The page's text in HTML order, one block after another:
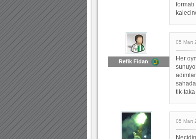
Refik Fidan
05 Mart
Her
tik-
05 Mart